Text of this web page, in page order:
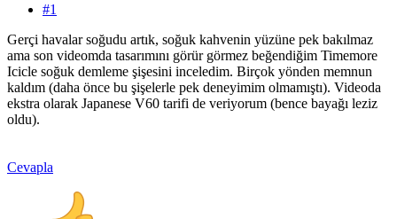
#1
Gerçi havalar soğudu artık, soğuk kahvenin yüzüne pek bakılmaz
ama son videomda tasarımını görür görmez beğendiğim Timemore
Icicle soğuk demleme şişesini inceledim. Birçok yönden memnun
kaldım (daha önce bu şişelerle pek deneyimim olmamıştı). Videoda
ekstra olarak Japanese V60 tarifi de veriyorum (bence bayağı leziz
oldu).
Cevapla